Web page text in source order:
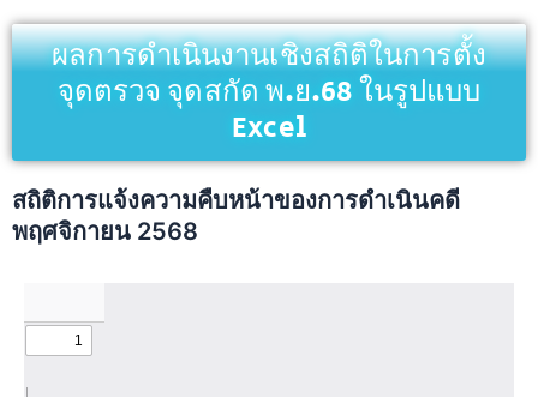
ผลการดำเนินงานเชิงสถิติในการตั้ง
จุดตรวจ จุดสกัด พ.ย.68 ในรูปแบบ
Excel
สถิติการแจ้งความคืบหน้าของการดำเนินคดี
พฤศจิกายน 2568